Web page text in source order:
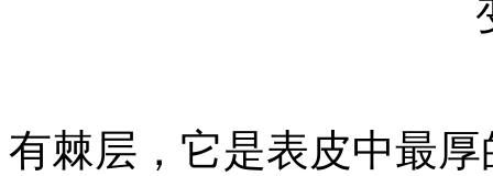
有棘层，它是表皮中最